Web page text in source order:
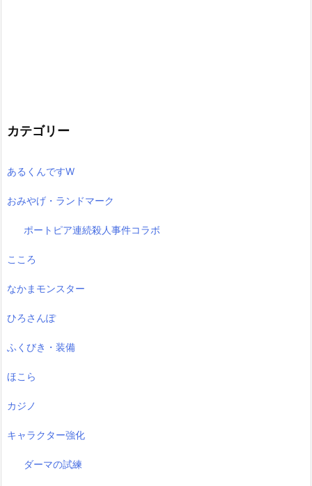
カテゴリー
あるくんですW
おみやげ・ランドマーク
ポートピア連続殺人事件コラボ
こころ
なかまモンスター
ひろさんぽ
ふくびき・装備
ほこら
カジノ
キャラクター強化
ダーマの試練